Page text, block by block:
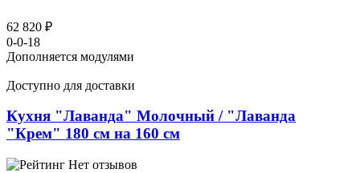
62 820 ₽
0-0-18
Дополняется модулями
Доступно для доставки
Кухня "Лаванда" Молочный / "Лаванда
"Крем" 180 см на 160 см
Нет отзывов